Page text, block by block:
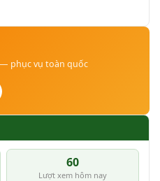
phục vụ toàn quốc
60
Lượt xem hôm nay